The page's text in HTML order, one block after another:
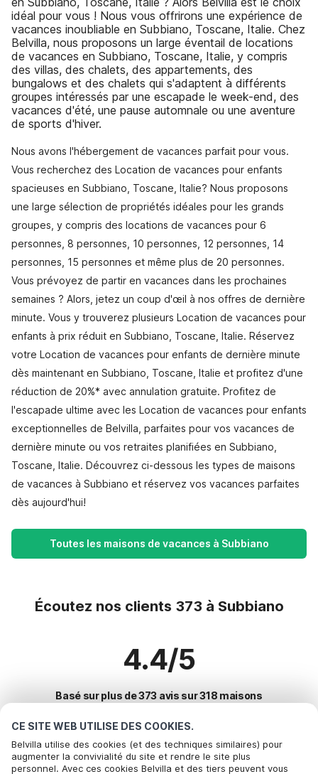
CE SITE WEB UTILISE DES COOKIES.
Belvilla utilise des cookies (et des techniques similaires) pour
augmenter la convivialité du site et rendre le site plus
personnel. Avec ces cookies Belvilla et des tiers peuvent vous
idéal pour vous ! Nous vous offrirons une expérience de
vacances inoubliable en Subbiano, Toscane, Italie. Chez
Belvilla, nous proposons un large éventail de locations
de vacances en Subbiano, Toscane, Italie, y compris
des villas, des chalets, des appartements, des
bungalows et des chalets qui s'adaptent à différents
groupes intéressés par une escapade le week-end, des
vacances d'été, une pause automnale ou une aventure
de sports d'hiver.
Nous avons l'hébergement de vacances parfait pour vous.
Vous recherchez des Location de vacances pour enfants
spacieuses en Subbiano, Toscane, Italie? Nous proposons
une large sélection de propriétés idéales pour les grands
groupes, y compris des locations de vacances pour 6
personnes, 8 personnes, 10 personnes, 12 personnes, 14
personnes, 15 personnes et même plus de 20 personnes.
Vous prévoyez de partir en vacances dans les prochaines
semaines ? Alors, jetez un coup d'œil à nos offres de dernière
minute. Vous y trouverez plusieurs Location de vacances pour
enfants à prix réduit en Subbiano, Toscane, Italie. Réservez
votre Location de vacances pour enfants de dernière minute
dès maintenant en Subbiano, Toscane, Italie et profitez d'une
réduction de 20%* avec annulation gratuite. Profitez de
l'escapade ultime avec les Location de vacances pour enfants
exceptionnelles de Belvilla, parfaites pour vos vacances de
dernière minute ou vos retraites planifiées en Subbiano,
Toscane, Italie. Découvrez ci-dessous les types de maisons
de vacances à Subbiano et réservez vos vacances parfaites
dès aujourd'hui!
Toutes les maisons de vacances à Subbiano
Écoutez nos clients 373 à Subbiano
4.4/5
Basé sur plus de 373 avis sur 318 maisons
Destinations les plus populaires pour les